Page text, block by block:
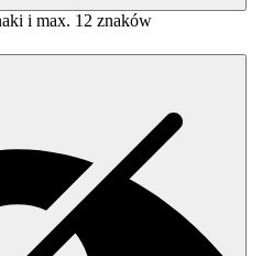
i max. 12 znaków